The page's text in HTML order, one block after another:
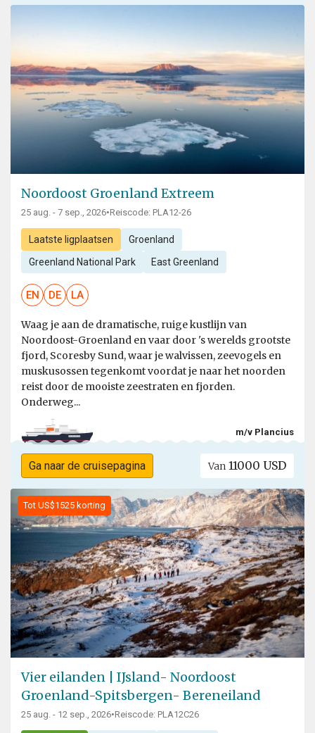
Noordoost Groenland Extreem
25 aug. - 7 sep., 2026•Reiscode: PLA12-26
Laatste ligplaatsen Groenland
Greenland National Park East Greenland
EN DE LA
Waag je aan de dramatische, ruige kustlijn van
Noordoost-Groenland en vaar door 's werelds grootste
fjord, Scoresby Sund, waar je walvissen, zeevogels en
muskusossen tegenkomt voordat je naar het noorden
reist door de mooiste zeestraten en fjorden.
Onderweg...
m/v Plancius
Ga naar de cruisepagina Van 11000 USD
Tot US$1525 korting
Vier eilanden | IJsland- Noordoost
Groenland-Spitsbergen- Bereneiland
25 aug. - 12 sep., 2026•Reiscode: PLA12C26